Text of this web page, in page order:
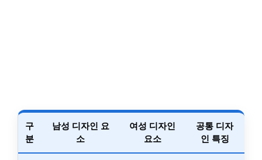
구
분
남성 디자인 요
소
여성 디자인
요소
공통 디자
인 특징